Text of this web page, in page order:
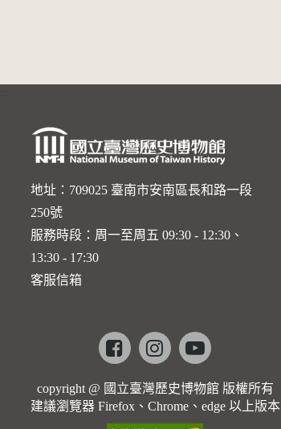
地址：709025 臺南市安南區長和路一段
250號
服務時段：周一至周五 09:30 - 12:30、
13:30 - 17:30
客服信箱
Facebookinstagramyoutube
copyright @ 國立臺灣歷史博物館 版權所有
建議瀏覽器 Firefox、Chrome、edge 以上版本